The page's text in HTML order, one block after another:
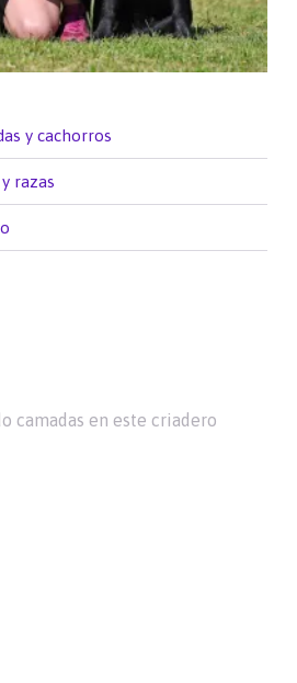
y cachorros
razas
camadas en este criadero